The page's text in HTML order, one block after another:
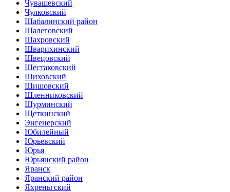
Чувашевский
Чулковский
Шабалинский район
Шалеговский
Шахровский
Шварихинский
Швецовский
Шестаковский
Шиховский
Шишовский
Шленниковский
Шурминский
Щеткинский
Энгенерский
Юбилейный
Юрьевский
Юрья
Юрьянский район
Яранск
Яранский район
Яхреньгский